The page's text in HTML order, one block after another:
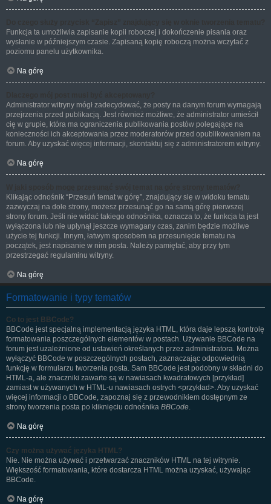
Funkcja ta umożliwia zapisanie kopii roboczej i dokończenie pisania oraz
wysłanie w późniejszym czasie. Zapisaną kopię roboczą można wczytać z
poziomu panelu użytkownika.
Na górę
Administrator witryny mógł zadecydować, że posty na danym forum wymagają
przejrzenia przed publikacją. Jest również możliwe, że administrator umieścił
cię w grupie, która ma ograniczenia publikowania postów polegające na
konieczności ich akceptowania przez moderatorów przed opublikowaniem na
forum. Aby uzyskać więcej informacji, skontaktuj się z administratorem witryny.
Na górę
Klikając odnośnik “Przesuń temat w górę”, znajdujący się w widoku tematu
zazwyczaj na dole strony, możesz przesunąć go na samą górę pierwszej
strony forum. Jeśli nie widać takiego odnośnika, oznacza to, że funkcja ta jest
wyłączona lub nie upłynął jeszcze wymagany czas, zanim będzie możliwe
użycie tej funkcji. Innym, łatwym sposobem na przesunięcie tematu na
początek, jest napisanie w nim posta. Należy pamiętać, aby przy tym
przestrzegać regulaminu witryny.
Na górę
Formatowanie i typy tematów
Co to jest BBCode?
BBCode jest specjalną implementacją języka HTML, która daje lepszą kontrolę
formatowania poszczególnych elementów w postach. Używanie BBCode na
forum jest uzależnione od ustawień określanych przez administratora. Można
wyłączyć BBCode w poszczególnych postach, zaznaczając odpowiednią
funkcję w formularzu tworzenia posta. Sam BBCode jest podobny w składni do
HTML-a, ale znaczniki zawarte są w nawiasach kwadratowych [przykład]
zamiast w używanych w HTML-u nawiasach ostrych <przykład>. Aby uzyskać
więcej informacji o BBCode, zapoznaj się z przewodnikiem dostępnym ze
strony tworzenia posta po kliknięciu odnośnika BBCode.
Na górę
Czy można używać języka HTML?
Nie. Nie można używać i przetwarzać znaczników HTML na tej witrynie.
Większość formatowania, które dostarcza HTML można uzyskać, używając
BBCode.
Na górę